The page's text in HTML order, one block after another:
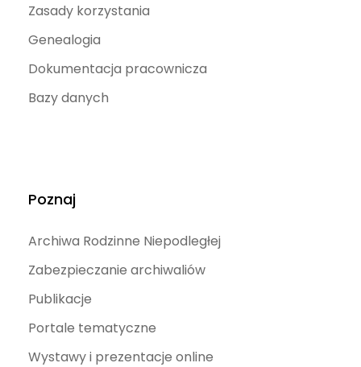
Zasady korzystania
Genealogia
Dokumentacja pracownicza
Bazy danych
Poznaj
Archiwa Rodzinne Niepodległej
Zabezpieczanie archiwaliów
Publikacje
Portale tematyczne
Wystawy i prezentacje online